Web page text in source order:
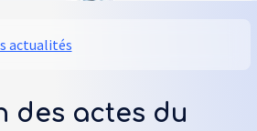
actualités
des actes du